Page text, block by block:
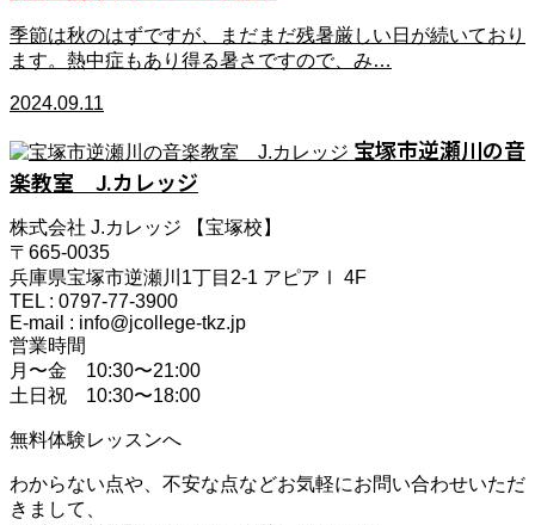
季節は秋のはずですが、まだまだ残暑厳しい日が続いており
ます。熱中症もあり得る暑さですので、み…
2024.09.11
宝塚市逆瀬川の音
楽教室 J.カレッジ
株式会社 J.カレッジ 【宝塚校】
〒665-0035
兵庫県宝塚市逆瀬川1丁目2-1 アピアⅠ 4F
TEL : 0797-77-3900
E-mail : info@jcollege-tkz.jp
営業時間
月〜金 10:30〜21:00
土日祝 10:30〜18:00
無料体験レッスンへ
わからない点や、不安な点などお気軽にお問い合わせいただ
きまして、